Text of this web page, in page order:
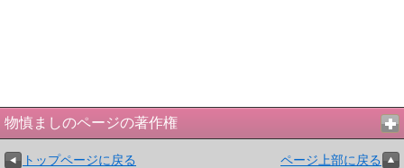
物慎ましのページの著作権
トップページに戻る ページ上部に戻る